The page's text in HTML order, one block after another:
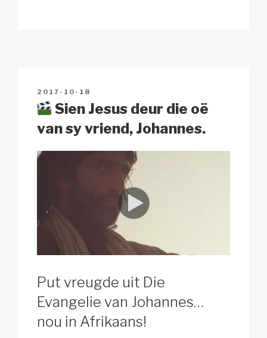
n
k
o
k
p
at
POSTED
ON
2017-10-18
Sien Jesus deur die oë
van sy vriend, Johannes.
Put vreugde uit Die
Evangelie van Johannes…
nou in Afrikaans!